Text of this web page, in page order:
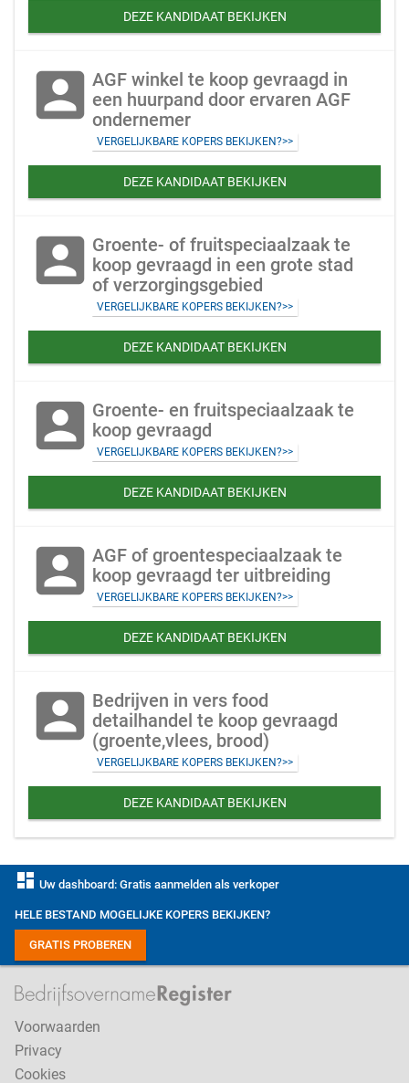
DEZE KANDIDAAT BEKIJKEN
account_box AGF winkel te koop gevraagd in
een huurpand door ervaren AGF
ondernemer
VERGELIJKBARE KOPERS BEKIJKEN?>>
DEZE KANDIDAAT BEKIJKEN
account_box Groente- of fruitspeciaalzaak te
koop gevraagd in een grote stad
of verzorgingsgebied
VERGELIJKBARE KOPERS BEKIJKEN?>>
DEZE KANDIDAAT BEKIJKEN
account_box Groente- en fruitspeciaalzaak te
koop gevraagd
VERGELIJKBARE KOPERS BEKIJKEN?>>
DEZE KANDIDAAT BEKIJKEN
account_box AGF of groentespeciaalzaak te
koop gevraagd ter uitbreiding
VERGELIJKBARE KOPERS BEKIJKEN?>>
DEZE KANDIDAAT BEKIJKEN
account_box Bedrijven in vers food
detailhandel te koop gevraagd
(groente,vlees, brood)
VERGELIJKBARE KOPERS BEKIJKEN?>>
DEZE KANDIDAAT BEKIJKEN
dashboard Uw dashboard: Gratis aanmelden als verkoper
HELE BESTAND MOGELIJKE KOPERS BEKIJKEN?
GRATIS PROBEREN
Voorwaarden
Privacy
Cookies